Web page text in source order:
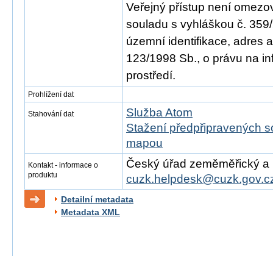
Veřejný přístup není
souladu s vyhláškou č.
územní identifikace, adres
123/1998 Sb., o právu na
prostředí.
Prohlížení dat
Stahování dat
Služba Atom
Stažení předpřipravených
mapou
Kontakt - informace o
produktu
Český úřad zeměměřický
Detailní metadata
Metadata XML